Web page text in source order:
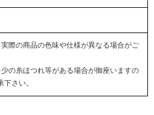
際の商品の色味や仕様が異なる場合がご
の糸ほつれ等がある場合が御座いますの
さい。